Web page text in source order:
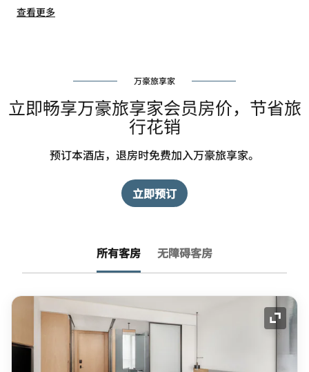
查看更多
万豪旅享家
立即畅享万豪旅享家会员房价，节省旅
行花销
预订本酒店，退房时免费加入万豪旅享家。
立即预订
所有客房 无障碍客房
展开